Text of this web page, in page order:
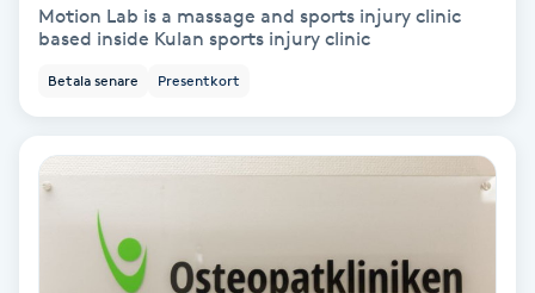
Föning
Motion Lab is a massage and sports injury clinic
based inside Kulan sports injury clinic
Betala senare Presentkort